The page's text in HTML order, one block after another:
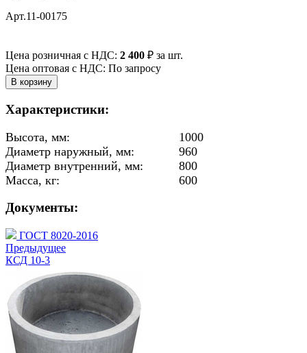
Арт.11-00175
Цена розничная с НДС: 2 400 ₽ за шт.
Цена оптовая с НДС: По запросу
Характеристики:
Высота, мм:
1000
Диаметр наружный, мм:
960
Диаметр внутренний, мм:
800
Масса, кг:
600
Документы:
ГОСТ 8020-2016
Предыдущее
КСД 10-3